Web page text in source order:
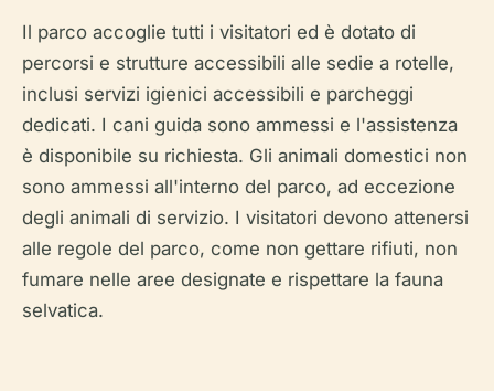
Il parco accoglie tutti i visitatori ed è dotato di
percorsi e strutture accessibili alle sedie a rotelle,
inclusi servizi igienici accessibili e parcheggi
dedicati. I cani guida sono ammessi e l'assistenza
è disponibile su richiesta. Gli animali domestici non
sono ammessi all'interno del parco, ad eccezione
degli animali di servizio. I visitatori devono attenersi
alle regole del parco, come non gettare rifiuti, non
fumare nelle aree designate e rispettare la fauna
selvatica.